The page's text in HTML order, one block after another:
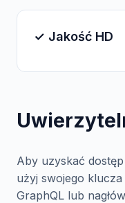
✓ Jakość HD
Aby uzyskać
użyj swojego klucza
GraphQL lub